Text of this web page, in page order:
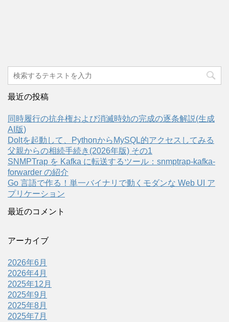
最近の投稿
同時履行の抗弁権および消滅時効の完成の逐条解説(生成
AI版)
Doltを起動して、PythonからMySQL的アクセスしてみる
父親からの相続手続き(2026年版) その1
SNMPTrap を Kafka に転送するツール：snmptrap-kafka-
forwarder の紹介
Go 言語で作る！単一バイナリで動くモダンな Web UI ア
プリケーション
最近のコメント
アーカイブ
2026年6月
2026年4月
2025年12月
2025年9月
2025年8月
2025年7月